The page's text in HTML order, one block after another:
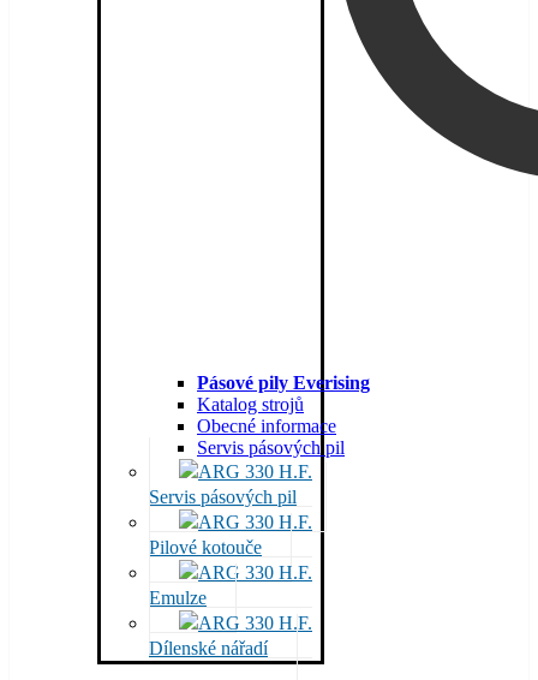
Pásové pily Everising
Katalog strojů
Obecné informace
Servis pásových pil
Servis pásových pil
Pilové kotouče
Emulze
Dílenské nářadí